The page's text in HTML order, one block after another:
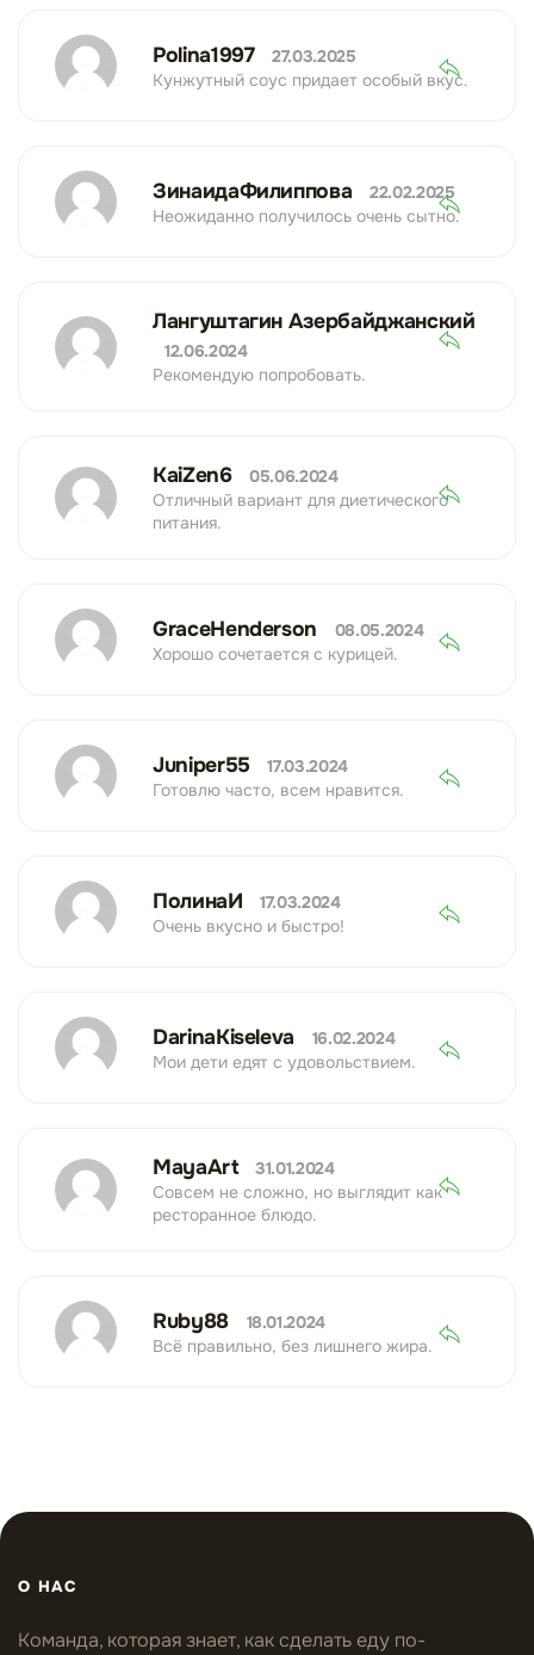
Polina1997
27.03.2025
Кунжутный соус придает особый вкус.
ЗинаидаФилиппова
22.02.2025
Неожиданно получилось очень сытно.
Лангуштагин Азербайджанский
12.06.2024
Рекомендую попробовать.
KaiZen6
05.06.2024
Отличный вариант для диетического
питания.
GraceHenderson
08.05.2024
Хорошо сочетается с курицей.
Juniper55
17.03.2024
Готовлю часто, всем нравится.
ПолинаИ
17.03.2024
Очень вкусно и быстро!
DarinaKiseleva
16.02.2024
Мои дети едят с удовольствием.
MayaArt
31.01.2024
Совсем не сложно, но выглядит как
ресторанное блюдо.
Ruby88
18.01.2024
Всё правильно, без лишнего жира.
О НАС
Команда, которая знает, как сделать еду по-